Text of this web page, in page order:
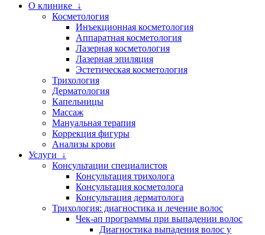
О клинике ↓
Косметология
Инъекционная косметология
Аппаратная косметология
Лазерная косметология
Лазерная эпиляция
Эстетическая косметология
Трихология
Дерматология
Капельницы
Массаж
Мануальная терапия
Коррекция фигуры
Анализы крови
Услуги ↓
Консультации специалистов
Консультация трихолога
Консультация косметолога
Консультация дерматолога
Трихология: диагностика и лечение волос
Чек-ап программы при выпадении волос
Диагностика выпадения волос у